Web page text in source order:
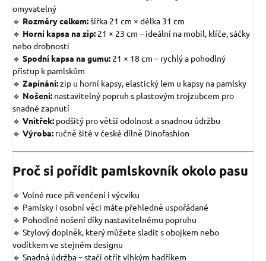
omyvatelný
🔹 Rozměry celkem:šířka 21 cm × délka 31 cm
🔹 Horní kapsa na zip: 21 × 23 cm – ideální na mobil, klíče, sáčky
nebo drobnosti
🔹 Spodní kapsa na gumu: 21 × 18 cm – rychlý a pohodlný
přístup k pamlskům
🔹 Zapínání:zip u horní kapsy, elastický lem u kapsy na pamlsky
🔹 Nošení: nastavitelný popruh s plastovým trojzubcem pro
snadné zapnutí
🔹 Vnitřek: podšitý pro větší odolnost a snadnou údržbu
🔹 Výroba: ručně šité v české dílně Dinofashion
Proč si pořídit pamlskovník okolo pasu
🔹 Volné ruce při venčení i výcviku
🔹 Pamlsky i osobní věci máte přehledně uspořádané
🔹 Pohodlné nošení díky nastavitelnému popruhu
🔹 Stylový doplněk, který můžete sladit s obojkem nebo
vodítkem ve stejném designu
🔹 Snadná údržba – stačí otřít vlhkým hadříkem